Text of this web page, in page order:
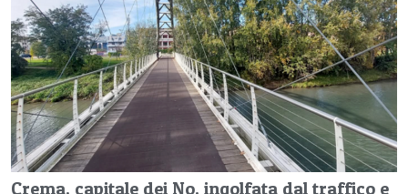
Crema, capitale dei No, ingolfata dal traffico e